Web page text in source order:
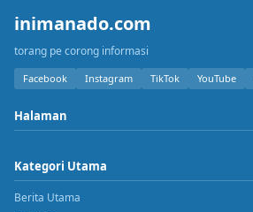
inimanado.com
torang pe corong informasi
Facebook Instagram TikTok YouTube
Halaman
Kategori Utama
Berita Utama